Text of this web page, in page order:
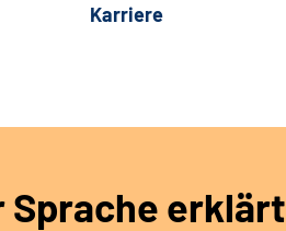
Karriere
erklärt